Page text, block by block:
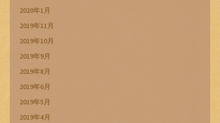
2020年1月
2019年11月
2019年10月
2019年9月
2019年8月
2019年6月
2019年5月
2019年4月